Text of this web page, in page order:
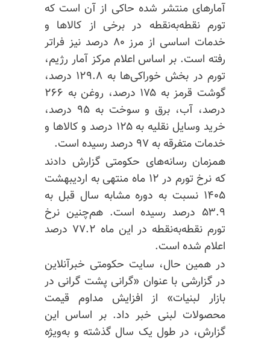
آمارهای منتشر شده حاکی از آن است که
تورم نقطه‌به‌نقطه در برخی از کالاها و
خدمات اساسی از مرز ۸۰ درصد نیز فراتر
رفته است. بر اساس اعلام مرکز آمار رژیم،
تورم در بخش خوراکی‌ها به ۱۲۹.۸ درصد،
گوشت قرمز به ۱۷۵ درصد، روغن به ۲۶۶
درصد، آب، برق و سوخت به ۹۵ درصد،
خرید وسایل نقلیه به ۱۲۵ درصد و کالاها و
خدمات متفرقه به ۹۷ درصد رسیده است.
همزمان رسانه‌های حکومتی گزارش دادند
که نرخ تورم در ۱۲ ماه منتهی به اردیبهشت
۱۴۰۵ نسبت به دوره مشابه سال قبل به
۵۳.۹ درصد رسیده است. هم‌چنین نرخ
تورم نقطه‌به‌نقطه در این ماه ۷۷.۲ درصد
اعلام شده است.
در همین حال، سایت حکومتی خبرآنلاین
در گزارشی با عنوان «گرانی پشت گرانی در
بازار لبنیات» از افزایش مداوم قیمت
محصولات لبنی خبر داد. بر اساس این
گزارش، در طول یک سال گذشته و به‌ویژه